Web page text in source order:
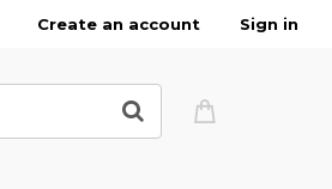
Create an account Sign in